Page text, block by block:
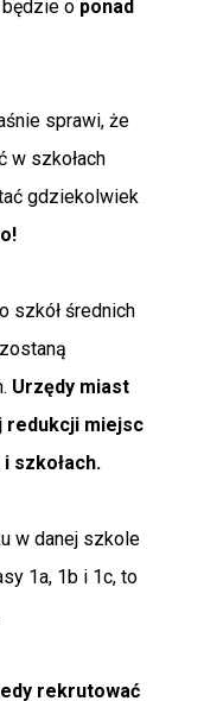
o ponad
sprawi, że
w szkołach
gdziekolwiek
szkół średnich
Urzędy miast
redukcji miejsc
szkołach.
w danej szkole
1a, 1b i 1c, to
rekrutować